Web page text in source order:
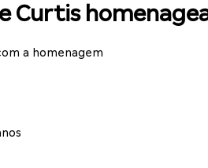
Curtis
a homenagem